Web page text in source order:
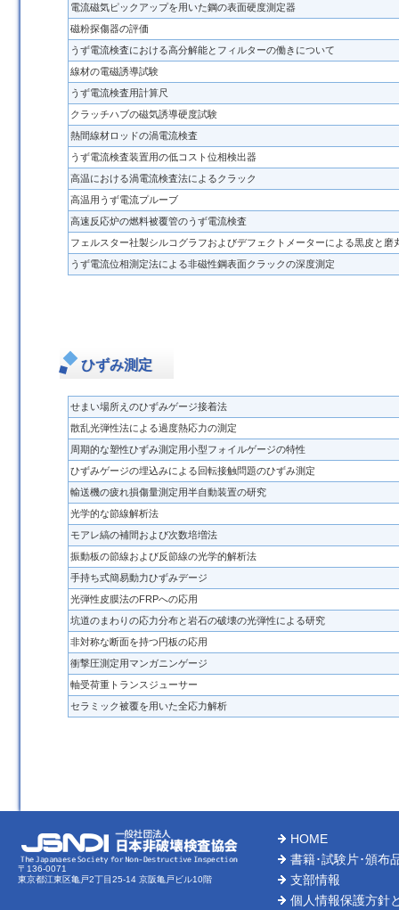
電流磁気ピックアップを用いた鋼の表面硬度測定器
磁粉探傷器の評価
うず電流検査における高分解能とフィルターの働きについて
線材の電磁誘導試験
うず電流検査用計算尺
クラッチハブの磁気誘導硬度試験
熱間線材ロッドの渦電流検査
うず電流検査装置用の低コスト位相検出器
高温における渦電流検査法によるクラック
高温用うず電流プルーブ
高速反応炉の燃料被覆管のうず電流検査
フェルスター社製シルコグラフおよびデフェクトメーターによる黒皮と磨
うず電流位相測定法による非磁性鋼表面クラックの深度測定
ひずみ測定
せまい場所えのひずみゲージ接着法
散乱光弾性法による過度熱応力の測定
周期的な塑性ひずみ測定用小型フォイルゲージの特性
ひずみゲージの埋込みによる回転接触問題のひずみ測定
輸送機の疲れ損傷量測定用半自動装置の研究
光学的な節線解析法
モアレ縞の補間および次数培増法
振動板の節線および反節線の光学的解析法
手持ち式簡易動力ひずみデージ
光弾性皮膜法のFRPへの応用
坑道のまわりの応力分布と岩石の破壊の光弾性による研究
非対称な断面を持つ円板の応用
衝撃圧測定用マンガニンゲージ
軸受荷重トランスジューサー
セラミック被覆を用いた全応力解析
〒136-0071
東京都江東区亀戸2丁目25-14 京阪亀戸ビル10階
HOME
書籍･試験片･頒布
支部情報
個人情報保護方針